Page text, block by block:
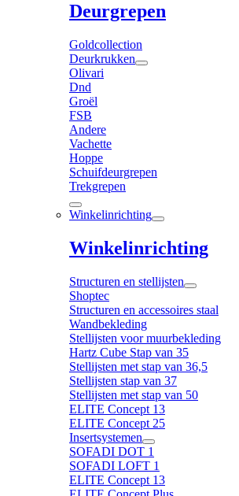
Deurgrepen
Goldcollection
Deurkrukken
Olivari
Dnd
Groël
FSB
Andere
Vachette
Hoppe
Schuifdeurgrepen
Trekgrepen
Winkelinrichting
Winkelinrichting
Structuren en stellijsten
Shoptec
Structuren en accessoires staal
Wandbekleding
Stellijsten voor muurbekleding
Hartz Cube Stap van 35
Stellijsten met stap van 36,5
Stellijsten stap van 37
Stellijsten met stap van 50
ELITE Concept 13
ELITE Concept 25
Insertsystemen
SOFADI DOT 1
SOFADI LOFT 1
ELITE Concept 13